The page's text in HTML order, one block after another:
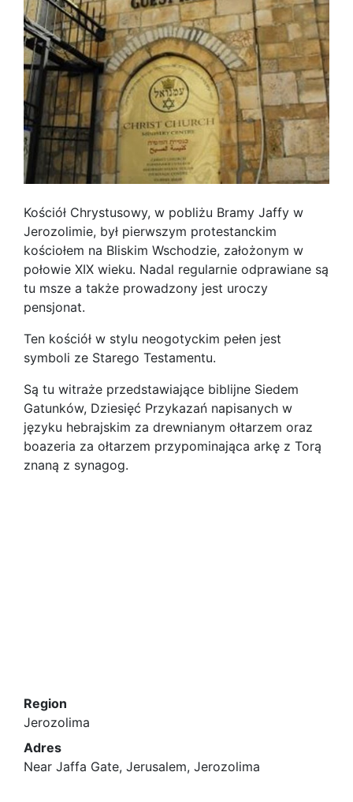
Kościół Chrystusowy, w pobliżu Bramy Jaffy w
Jerozolimie, był pierwszym protestanckim
kościołem na Bliskim Wschodzie, założonym w
połowie XIX wieku. Nadal regularnie odprawiane są
tu msze a także prowadzony jest uroczy
pensjonat.
Ten kościół w stylu neogotyckim pełen jest
symboli ze Starego Testamentu.
Są tu witraże przedstawiające biblijne Siedem
Gatunków, Dziesięć Przykazań napisanych w
języku hebrajskim za drewnianym ołtarzem oraz
boazeria za ołtarzem przypominająca arkę z Torą
znaną z synagog.
Region
Jerozolima
Adres
Near Jaffa Gate, Jerusalem, Jerozolima